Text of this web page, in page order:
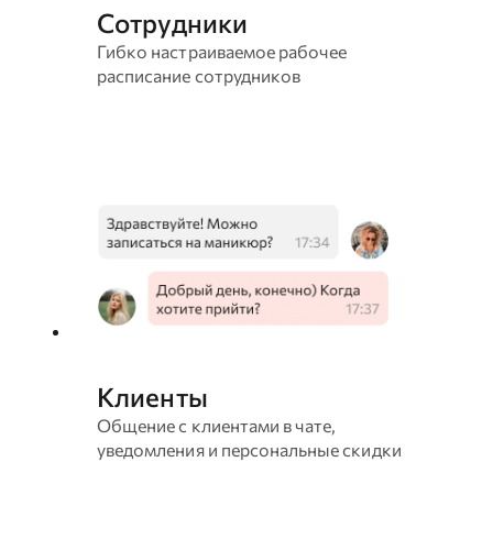
Сотрудники
Гибко настраиваемое рабочее
расписание сотрудников
Клиенты
Общение с клиентами в чате,
уведомления и персональные скидки